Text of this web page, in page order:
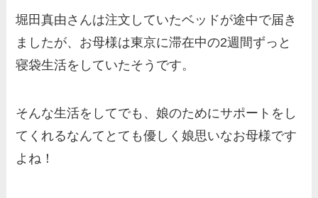
堀田真由さんは注文していたベッドが途中で届き
ましたが、お母様は東京に滞在中の2週間ずっと
寝袋生活をしていたそうです。
そんな生活をしてでも、娘のためにサポートをし
てくれるなんてとても優しく娘思いなお母様です
よね！